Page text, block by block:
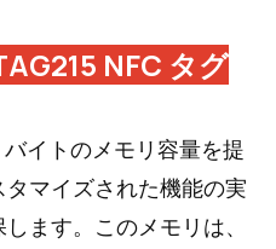
NFC タグ
イトのメモリ容量を提
マイズされた機能の実
ます。このメモリは、